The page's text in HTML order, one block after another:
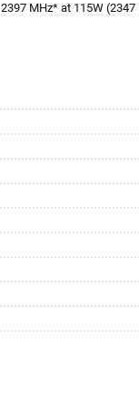
2397 MHz* at 115W